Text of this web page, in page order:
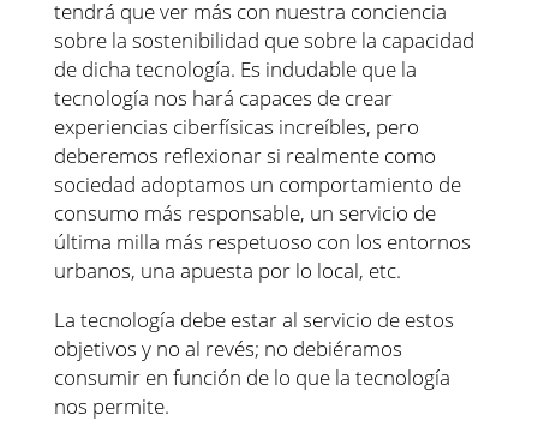
tendrá que ver más con nuestra conciencia
sobre la sostenibilidad que sobre la capacidad
de dicha tecnología. Es indudable que la
tecnología nos hará capaces de crear
experiencias ciberfísicas increíbles, pero
deberemos reflexionar si realmente como
sociedad adoptamos un comportamiento de
consumo más responsable, un servicio de
última milla más respetuoso con los entornos
urbanos, una apuesta por lo local, etc.
La tecnología debe estar al servicio de estos
objetivos y no al revés; no debiéramos
consumir en función de lo que la tecnología
nos permite.